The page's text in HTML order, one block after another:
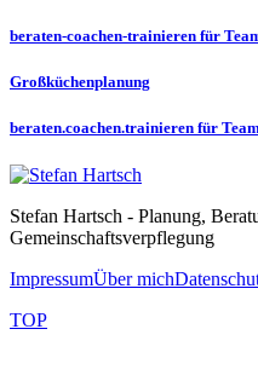
beraten-coachen-trainieren für
Großküchenplanung
beraten.coachen.trainieren für
Stefan Hartsch - Planung,
Gemeinschaftsverpflegung
ImpressumÜber mich
TOP